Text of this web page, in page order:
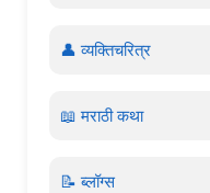
👤 व्यक्तिचरित्र
📖 मराठी कथा
📝 ब्लॉग्स